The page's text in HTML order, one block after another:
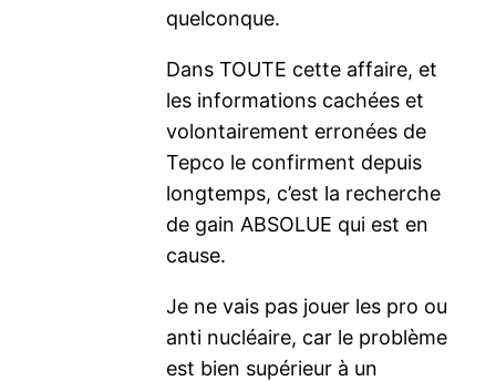
quelconque.
Dans TOUTE cette affaire, et
les informations cachées et
volontairement erronées de
Tepco le confirment depuis
longtemps, c’est la recherche
de gain ABSOLUE qui est en
cause.
Je ne vais pas jouer les pro ou
anti nucléaire, car le problème
est bien supérieur à un